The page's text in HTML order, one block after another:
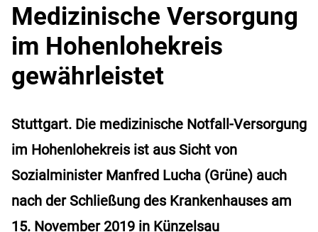
Medizinische Versorgung
im Hohenlohekreis
gewährleistet
Stuttgart. Die medizinische Notfall-Versorgung
im Hohenlohekreis ist aus Sicht von
Sozialminister Manfred Lucha (Grüne) auch
nach der Schließung des Krankenhauses am
15. November 2019 in Künzelsau